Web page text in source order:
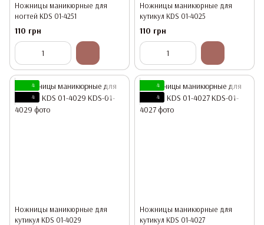
Ножницы маникюрные для
ногтей KDS 01-4251
110 грн
Ножницы маникюрные для
кутикул KDS 01-4025
110 грн
4
4
Ножницы маникюрные для
кутикул KDS 01-4029
4
4
Ножницы маникюрные для
кутикул KDS 01-4027